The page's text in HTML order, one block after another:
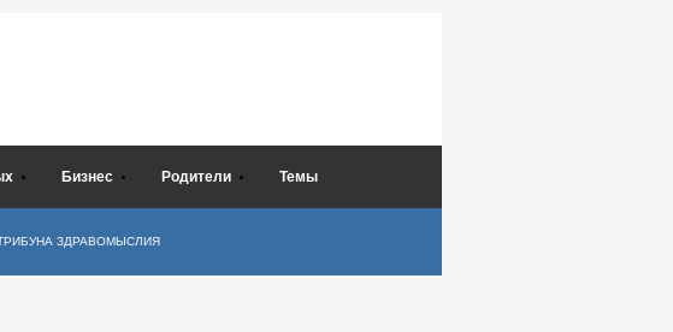
Бизнес Родители Темы
ЗДРАВОМЫСЛИЯ